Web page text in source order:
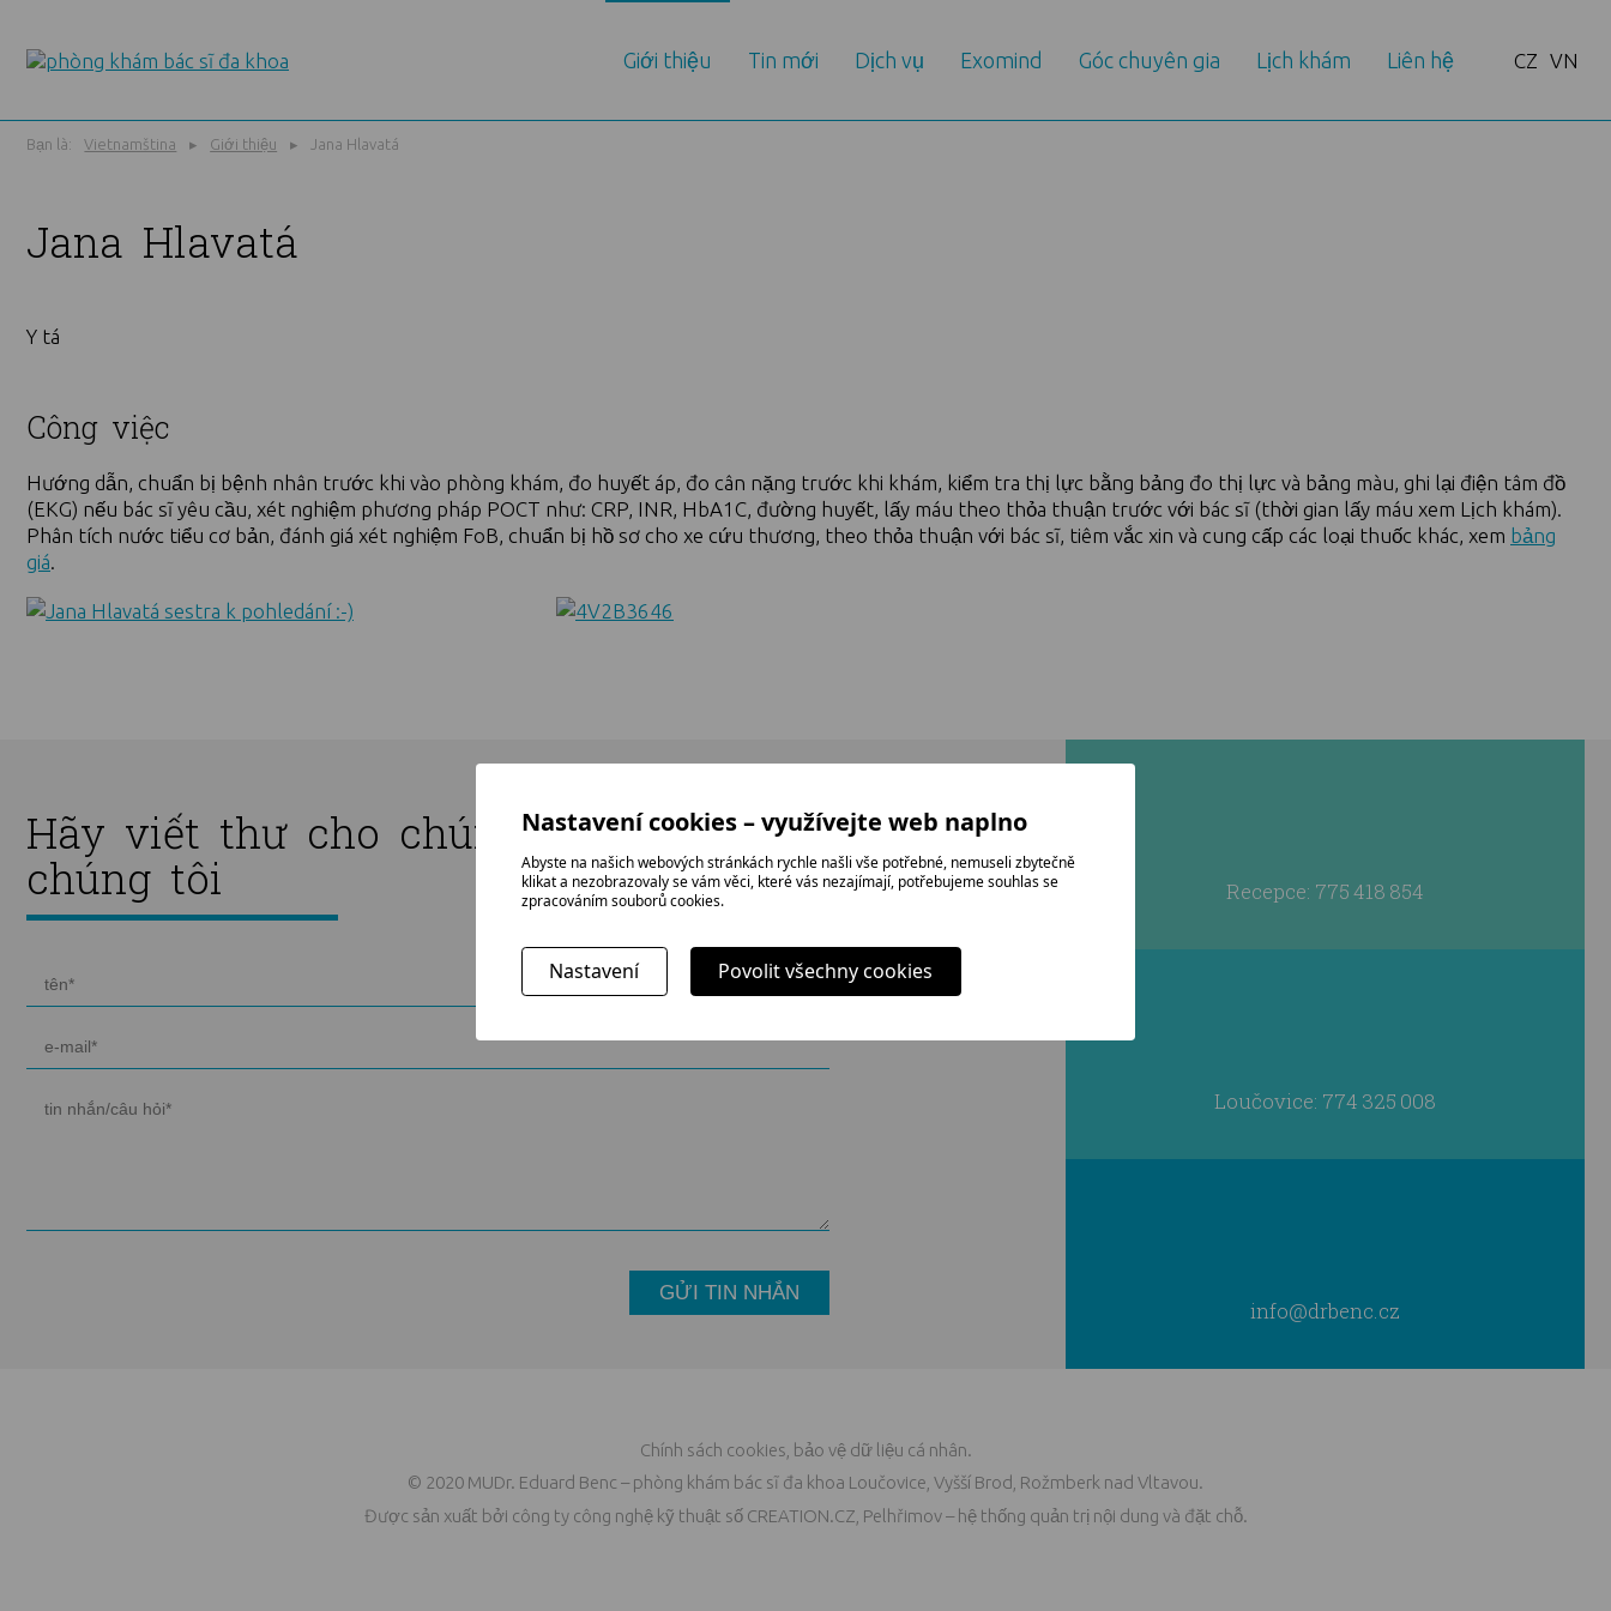
Giới thiệu Tin mới Dịch vụ Exomind Góc chuyên gia Lịch khám Liên hệ CZ VN
Bạn là: Vietnamština Giới thiệu Jana Hlavatá
Jana Hlavatá
Y tá
Công việc
Hướng dẫn, chuẩn bị bệnh nhân trước khi vào phòng khám, đo huyết áp, đo cân nặng trước khi khám, kiểm tra thị lực bằng bảng đo thị lực và bảng màu, ghi lại điện tâm đồ
(EKG) nếu bác sĩ yêu cầu, xét nghiệm phương pháp POCT như: CRP, INR, HbA1C, đường huyết, lấy máu theo thỏa thuận trước với bác sĩ (thời gian lấy máu xem Lịch khám).
Phân tích nước tiểu cơ bản, đánh giá xét nghiệm FoB, chuẩn bị hồ sơ cho xe cứu thương, theo thỏa thuận với bác sĩ, tiêm vắc xin và cung cấp các loại thuốc khác, xem bảng
giá
Hãy viết thư cho chúng tôi/hãy hỏi
chúng tôi
Recepce: 775 418 854
Loučovice: 774 325 008
info@drbenc.cz
Chính sách cookies bảo vệ dữ liệu cá nhân.
© 2020 MUDr. Eduard Benc – phòng khám bác sĩ đa khoa Loučovice, Vyšší Brod, Rožmberk nad Vltavou.
Được sản xuất bởi công ty công nghệ kỹ thuật số CREATION.CZ Pelhřimov– hệ thống quản trị nội dung và đặt chỗ.
Nastavení cookies – využívejte web naplno
Abyste na našich webových stránkách rychle našli vše potřebné, nemuseli zbytečně
klikat a nezobrazovaly se vám věci, které vás nezajímají, potřebujeme souhlas se
zpracováním souborů cookies.
Nastavení Povolit všechny cookies